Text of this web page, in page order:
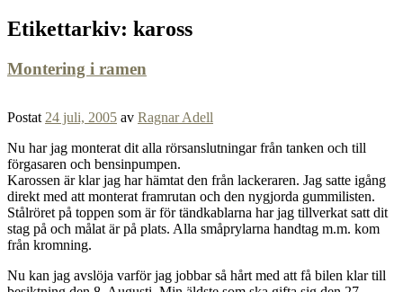
Etikettarkiv: kaross
Montering i ramen
Postat 24 juli, 2005 av Ragnar Adell
Nu har jag monterat dit alla rörsanslutningar från tanken och till
förgasaren och bensinpumpen.
Karossen är klar jag har hämtat den från lackeraren. Jag satte igång
direkt med att monterat framrutan och den nygjorda gummilisten.
Stålröret på toppen som är för tändkablarna har jag tillverkat satt dit
stag på och målat är på plats. Alla småprylarna handtag m.m. kom
från kromning.
Nu kan jag avslöja varför jag jobbar så hårt med att få bilen klar till